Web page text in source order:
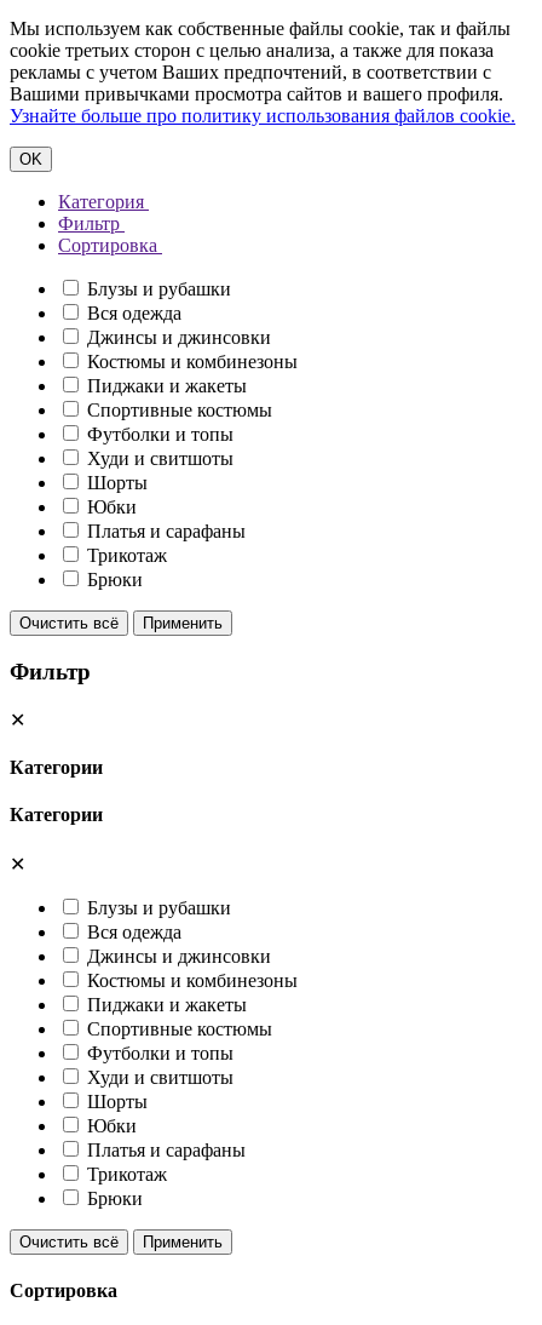
Мы используем как собственные файлы cookie, так и файлы
cookie третьих сторон с целью анализа, а также для показа
рекламы с учетом Ваших предпочтений, в соответствии с
Вашими привычками просмотра сайтов и вашего профиля.
Узнайте больше про политику использования файлов cookie.
ОK
Категория
Фильтр
Сортировка
Блузы и рубашки
Вся одежда
Джинсы и джинсовки
Костюмы и комбинезоны
Пиджаки и жакеты
Спортивные костюмы
Футболки и топы
Худи и свитшоты
Шорты
Юбки
Платья и сарафаны
Трикотаж
Брюки
Очистить всё Применить
Фильтр
✕
Категории
Категории
✕
Блузы и рубашки
Вся одежда
Джинсы и джинсовки
Костюмы и комбинезоны
Пиджаки и жакеты
Спортивные костюмы
Футболки и топы
Худи и свитшоты
Шорты
Юбки
Платья и сарафаны
Трикотаж
Брюки
Очистить всё Применить
Сортировка